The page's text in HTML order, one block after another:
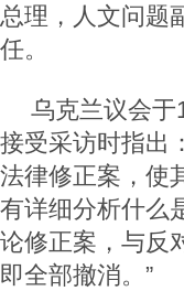
总理，人文问题
任。
乌克兰议会
接受采访时指出
法律修正案，使
有详细分析什么
论修正案，与反
即全部撤消。”